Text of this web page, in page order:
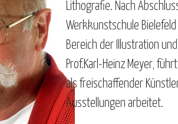
Lithografie. Nach
Werkkunstschule
Bereich der Illustration
Prof.Karl-Heinz Meyer,
als freischaffender
Ausstellungen arbeitet.